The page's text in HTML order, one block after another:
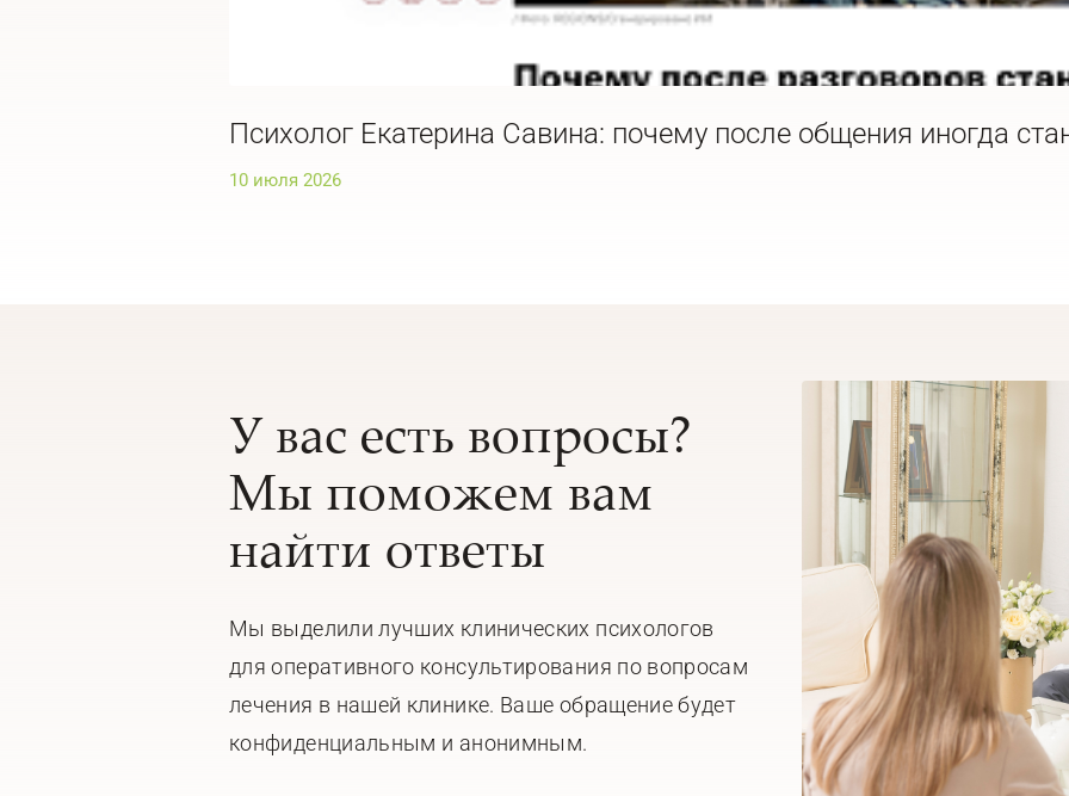
Психолог Екатерина Савина: почему после общения иногда
10 июля 2026
У вас есть вопросы?
Мы поможем вам
найти ответы
Мы выделили лучших клинических психологов
для оперативного консультирования по вопросам
лечения в нашей клинике. Ваше обращение будет
конфиденциальным и анонимным.